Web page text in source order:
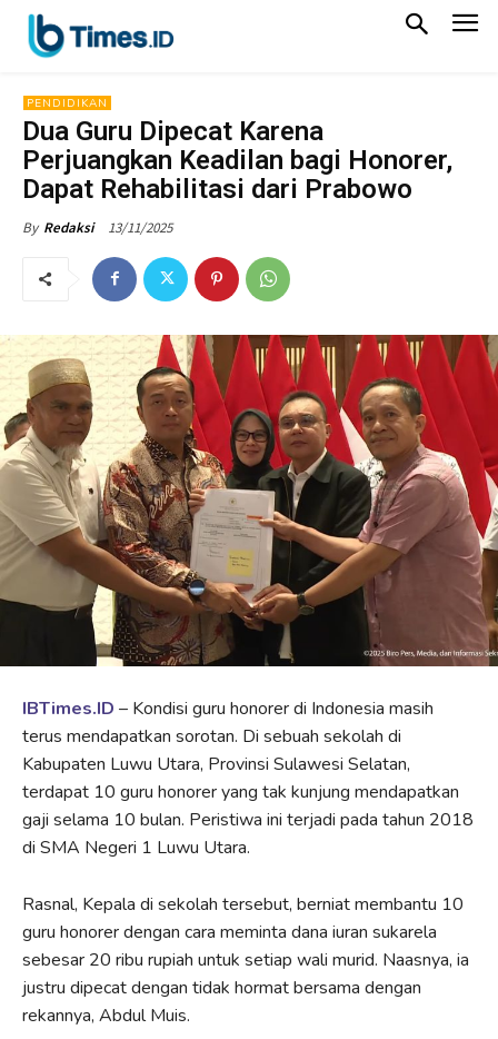
PENDIDIKAN
Dua Guru Dipecat Karena
Perjuangkan Keadilan bagi Honorer,
Dapat Rehabilitasi dari Prabowo
By Redaksi 13/11/2025
IBTimes.ID – Kondisi guru honorer di Indonesia masih
terus mendapatkan sorotan. Di sebuah sekolah di
Kabupaten Luwu Utara, Provinsi Sulawesi Selatan,
terdapat 10 guru honorer yang tak kunjung mendapatkan
gaji selama 10 bulan. Peristiwa ini terjadi pada tahun 2018
di SMA Negeri 1 Luwu Utara.
Rasnal, Kepala di sekolah tersebut, berniat membantu 10
guru honorer dengan cara meminta dana iuran sukarela
sebesar 20 ribu rupiah untuk setiap wali murid. Naasnya, ia
justru dipecat dengan tidak hormat bersama dengan
rekannya, Abdul Muis.